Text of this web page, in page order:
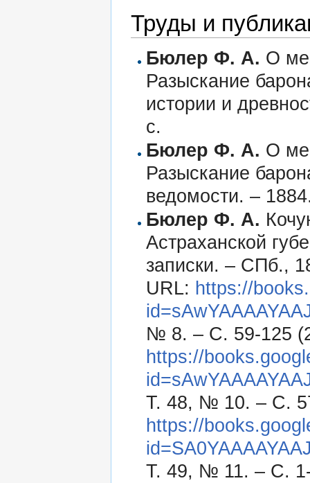
Труды и
Бюлер Ф. А. О
Разыскание
истории и
с.
Бюлер Ф. А. О
Разыскание
ведомости. –
Бюлер Ф. А.
Астраханской
записки. – СПб.,
URL: https://
№ 8. – С. 59-125
https://
Т. 48, № 10. – С.
https://
Т. 49, № 11. – С.